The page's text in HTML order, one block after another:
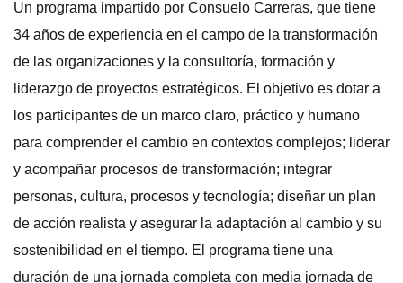
Un programa impartido por Consuelo Carreras, que tiene
34 años de experiencia en el campo de la transformación
de las organizaciones y la consultoría, formación y
liderazgo de proyectos estratégicos. El objetivo es dotar a
los participantes de un marco claro, práctico y humano
para comprender el cambio en contextos complejos; liderar
y acompañar procesos de transformación; integrar
personas, cultura, procesos y tecnología; diseñar un plan
de acción realista y asegurar la adaptación al cambio y su
sostenibilidad en el tiempo. El programa tiene una
duración de una jornada completa con media jornada de